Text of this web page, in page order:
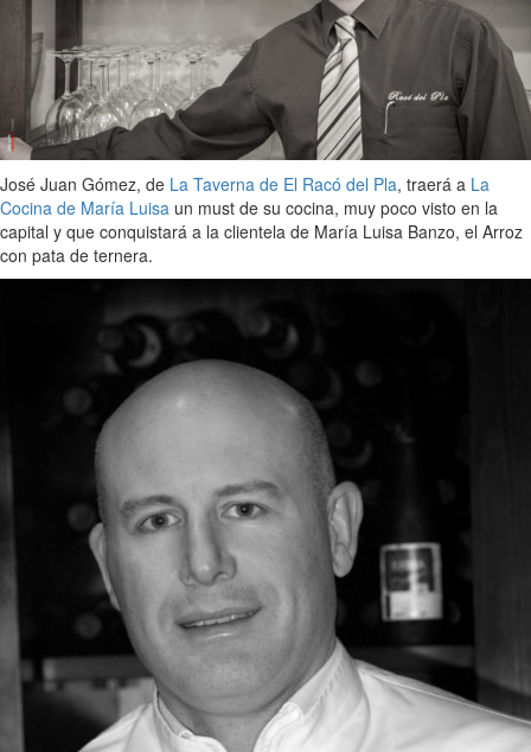
José Juan Gómez, de La Taverna de El Racó del Pla, traerá a La
Cocina de María Luisa un must de su cocina, muy poco visto en la
capital y que conquistará a la clientela de María Luisa Banzo, el Arroz
con pata de ternera.